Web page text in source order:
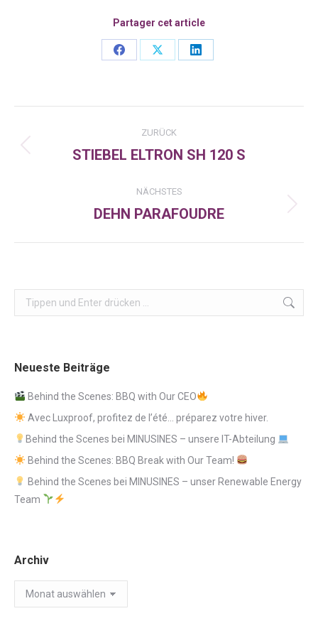
Partager cet article
Share
Share
Share
Kommentarnavigation
ZURÜCK
Vorheriger
STIEBEL ELTRON SH 120 S
NÄCHSTES
Nächster
DEHN PARAFOUDRE
Search:
Neueste Beiträge
Behind the Scenes: BBQ with Our CEO
Avec Luxproof, profitez de l’été… préparez votre hiver.
Behind the Scenes bei MINUSINES – unsere IT-Abteilung
Behind the Scenes: BBQ Break with Our Team!
Behind the Scenes bei MINUSINES – unser Renewable Energy
Team
Archiv
Archiv